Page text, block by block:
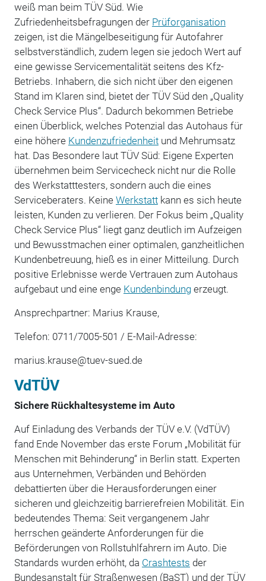
weiß man beim TÜV Süd. Wie
Zufriedenheitsbefragungen der Prüforganisation
zeigen, ist die Mängelbeseitigung für Autofahrer
selbstverständlich, zudem legen sie jedoch Wert auf
eine gewisse Servicementalität seitens des Kfz-
Betriebs. Inhabern, die sich nicht über den eigenen
Stand im Klaren sind, bietet der TÜV Süd den „Quality
Check Service Plus“. Dadurch bekommen Betriebe
einen Überblick, welches Potenzial das Autohaus für
eine höhere Kundenzufriedenheitund Mehrumsatz
hat. Das Besondere laut TÜV Süd: Eigene Experten
übernehmen beim Servicecheck nicht nur die Rolle
des Werkstatttesters, sondern auch die eines
Serviceberaters. Keine Werkstattkann es sich heute
leisten, Kunden zu verlieren. Der Fokus beim „Quality
Check Service Plus“ liegt ganz deutlich im Aufzeigen
und Bewusstmachen einer optimalen, ganzheitlichen
Kundenbetreuung, hieß es in einer Mitteilung. Durch
positive Erlebnisse werde Vertrauen zum Autohaus
aufgebaut und eine enge Kundenbindungerzeugt.
Ansprechpartner: Marius Krause,
Telefon: 0711/7005-501 / E-Mail-Adresse:
marius.krause@tuev-sued.de
VdTÜV
Sichere Rückhaltesysteme im Auto
Auf Einladung des Verbands der TÜV e.V. (VdTÜV)
fand Ende November das erste Forum „Mobilität für
Menschen mit Behinderung“ in Berlin statt. Experten
aus Unternehmen, Verbänden und Behörden
debattierten über die Herausforderungen einer
sicheren und gleichzeitig barrierefreien Mobilität. Ein
bedeutendes Thema: Seit vergangenem Jahr
herrschen geänderte Anforderungen für die
Beförderungen von Rollstuhlfahrern im Auto. Die
Standards wurden erhöht, da Crashtests der
Bundesanstalt für Straßenwesen (BaST) und der TÜV